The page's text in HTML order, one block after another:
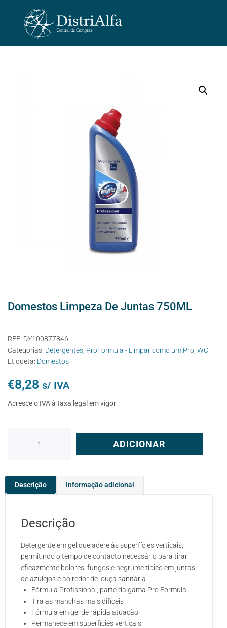
Domestos Limpeza De Juntas 750ML
REF: DY100877846
Categorias: Detergentes ProFormula - Limpar como um Pro WC
Etiqueta: Domestos
€8,28 s/ IVA
Acresce o IVA à taxa legal em vigor
ADICIONAR
Descrição Informação adicional
Descrição
Detergente em gel que adere às superfícies verticais,
permitindo o tempo de contacto necessário para tirar
eficazmente bolores, fungos e negrume típico em juntas
de azulejos e ao redor de louça sanitária.
Fórmula Profissional, parte da gama Pro Formula
Tira as manchas mais difíceis
Fórmula em gel de rápida atuação
Permanece em superfícies verticais